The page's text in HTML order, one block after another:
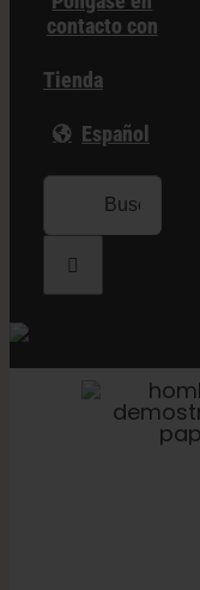
contacto con
Tienda
Español
Buscar: